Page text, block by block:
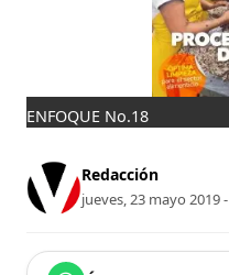
ENFOQUE No.18
Redacción
jueves, 23 mayo 2019